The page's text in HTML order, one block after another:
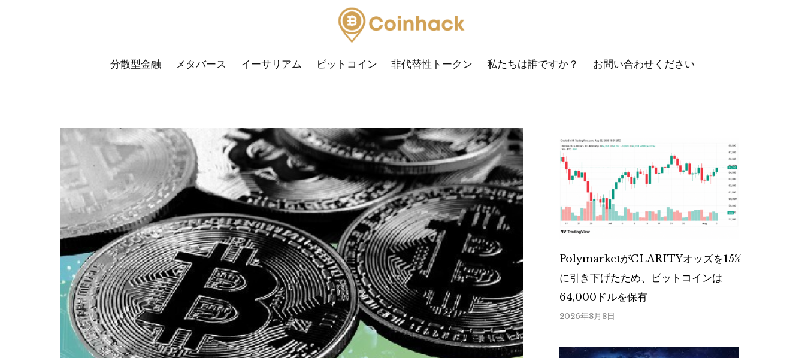
content
分散型金融 メタバース イーサリアム ビットコイン 非代替性トークン 私たちは誰ですか？ お問い合わせください
PolymarketがCLARITYオッズを15%
に引き下げたため、ビットコインは
64,000ドルを保有
2026年8月8日